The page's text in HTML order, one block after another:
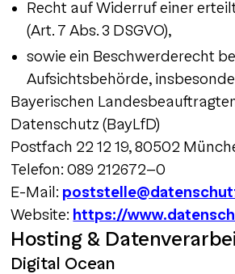
Recht auf Widerruf einer
(Art. 7 Abs. 3 DSGVO),
sowie ein Beschwerderecht
Aufsichtsbehörde,
Bayerischen
Datenschutz (BayLfD)
Postfach 22 12 19, 80502
Telefon: 089 212672-0
E-Mail:
Website: https://
Hosting &
Digital Ocean